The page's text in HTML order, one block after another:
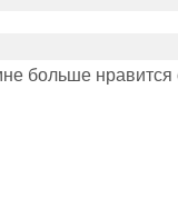
больше нравится